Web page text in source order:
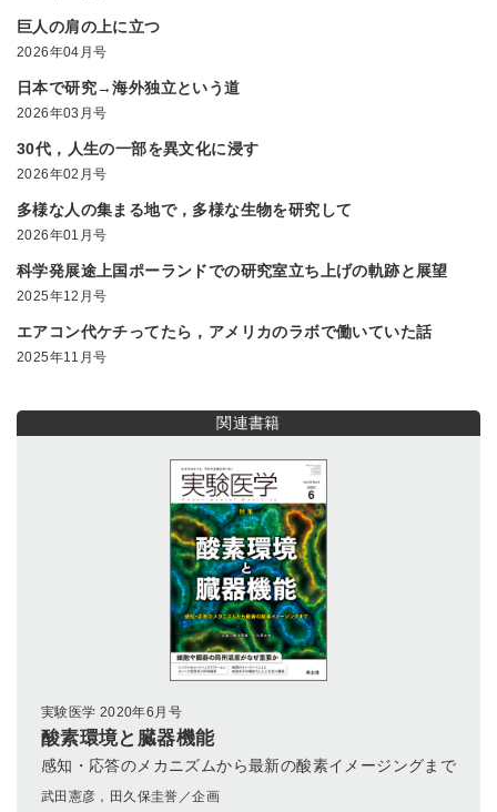
巨人の肩の上に立つ
2026年04月号
日本で研究→海外独立という道
2026年03月号
30代，人生の一部を異文化に浸す
2026年02月号
多様な人の集まる地で，多様な生物を研究して
2026年01月号
科学発展途上国ポーランドでの研究室立ち上げの軌跡と展望
2025年12月号
エアコン代ケチってたら，アメリカのラボで働いていた話
2025年11月号
関連書籍
実験医学 2020年6月号
酸素環境と臓器機能
感知・応答のメカニズムから最新の酸素イメージングまで
武田憲彦，田久保圭誉／企画